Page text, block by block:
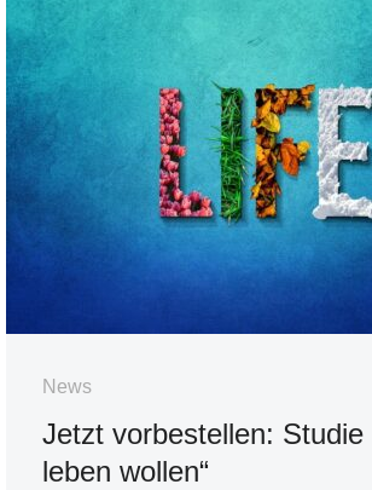
News
Jetzt vorbestellen: Studie
leben wollen“